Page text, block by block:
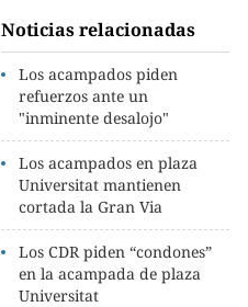
Noticias relacionadas
Los acampados piden
refuerzos ante un
"inminente desalojo"
Los acampados en plaza
Universitat mantienen
cortada la Gran Via
Los CDR piden “condones”
en la acampada de plaza
Universitat